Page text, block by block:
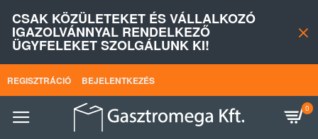
CSAK KÖZÜLETEKET ÉS VÁLLALKOZÓ
IGAZOLVÁNNYAL RENDELKEZŐ
ÜGYFELEKET SZOLGÁLUNK KI!
REGISZTRÁCIÓ BEJELENTKEZÉS
0